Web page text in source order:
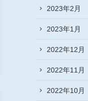
2023年2月
2023年1月
2022年12月
2022年11月
2022年10月